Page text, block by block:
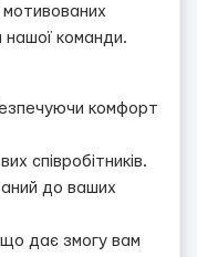
команди.
комфорт
співробітників.
до ваших
що дає змогу вам